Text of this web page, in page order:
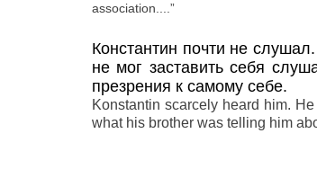
association....”
Константин почти не
не мог заставить себя
презрения к самому себе.
Konstantin scarcely heard him.
what his brother was telling him